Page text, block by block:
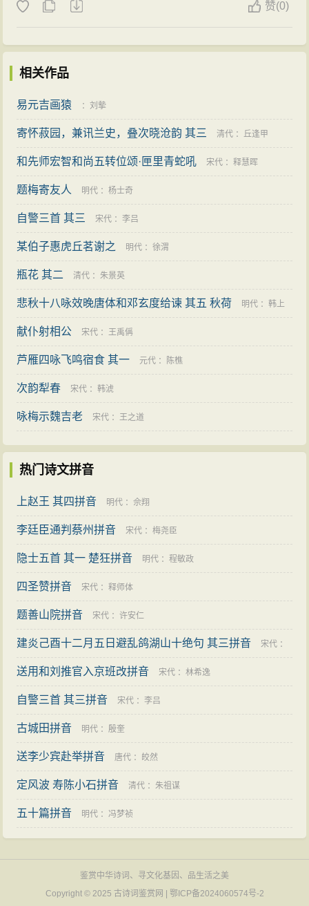
赞(0)
相关作品
易元吉画猿 ：刘摰
寄怀菽园，兼讯兰史，叠次晓沧韵 其三 清代 ：丘逢甲
和先师宏智和尚五转位颂·匣里青蛇吼 宋代 ：释慧晖
题梅寄友人 明代 ：杨士奇
自警三首 其三 宋代 ：李吕
某伯子惠虎丘茗谢之 明代 ：徐渭
瓶花 其二 清代 ：朱景英
悲秋十八咏效晚唐体和邓玄度给谏 其五 秋荷 明代 ：韩上
桂
献仆射相公 宋代 ：王禹偁
芦雁四咏飞鸣宿食 其一 元代 ： 陈樵
次韵犁春 宋代 ：韩淲
咏梅示魏吉老 宋代 ：王之道
热门诗文拼音
上赵王 其四拼音 明代 ：佘翔
李廷臣通判蔡州拼音 宋代 ：梅尧臣
隐士五首 其一 楚狂拼音 明代 ：程敏政
四圣赞拼音 宋代 ：释师体
题善山院拼音 宋代 ：许安仁
建炎己酉十二月五日避乱鸽湖山十绝句 其三拼音 宋代 ：
王庭圭
送用和刘推官入京班改拼音 宋代 ：林希逸
自警三首 其三拼音 宋代 ：李吕
古城田拼音 明代 ：殷奎
送李少宾赴举拼音 唐代 ： 皎然
定风波 寿陈小石拼音 清代 ：朱祖谋
五十篇拼音 明代 ：冯梦祯
鉴赏中华诗词、寻文化基因、品生活之美
Copyright © 2025 古诗词鉴赏网 鄂ICP备2024060574号-2